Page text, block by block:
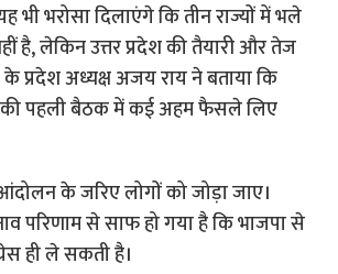
यह भी भरोसा दिलाएंगे कि तीन राज्यों में भले
है, लेकिन उत्तर प्रदेश की तैयारी और तेज
प्रदेश अध्यक्ष अजय राय ने बताया कि
की पहली बैठक में कई अहम फैसले लिए
के जरिए लोगों को जोड़ा जाए।
परिणाम से साफ हो गया है कि भाजपा से
ही ले सकती है।